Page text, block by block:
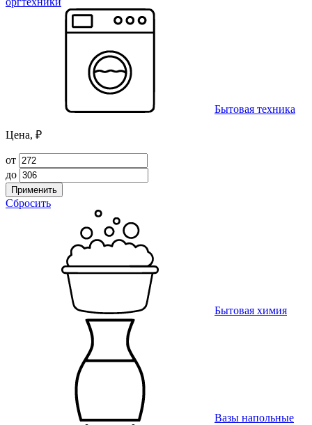
Бытовая техника
Цена, ₽
от
до
Применить
Сбросить
Бытовая химия
Вазы напольные